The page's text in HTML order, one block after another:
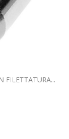
FILETTATURA...